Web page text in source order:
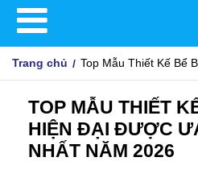
Trang chủ Top Mẫu Thiết Kế Bể
TOP MẪU THIẾT
HIỆN ĐẠI ĐƯỢC
NHẤT NĂM 2026